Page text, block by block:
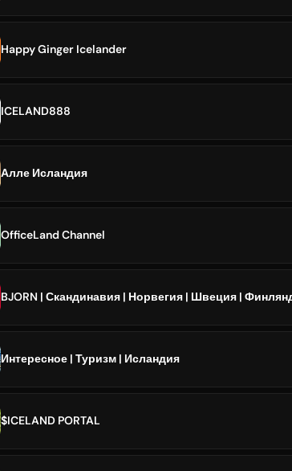
Happy Ginger Icelander
ICELAND888
Алле Исландия
OfficeLand Channel
BJORN | Скандинавия | Норвегия | Швеция |
Интересное | Туризм | Исландия
$ICELAND PORTAL